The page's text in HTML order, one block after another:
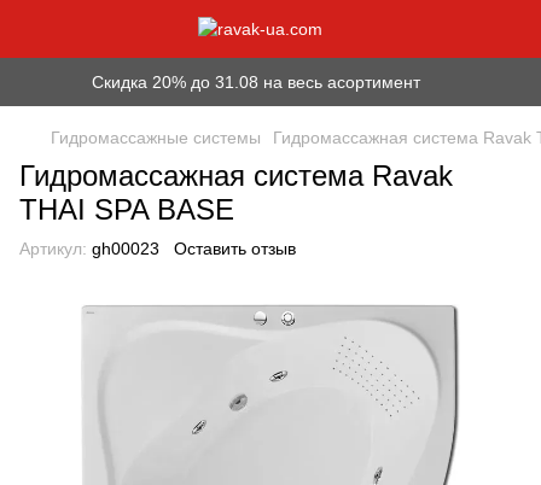
Скидка 20% до 31.08 на весь асортимент
Гидромассажные системы Гидромассажная система Ravak
Гидромассажная система Ravak
THAI SPA BASE
Артикул: gh00023 Оставить отзыв